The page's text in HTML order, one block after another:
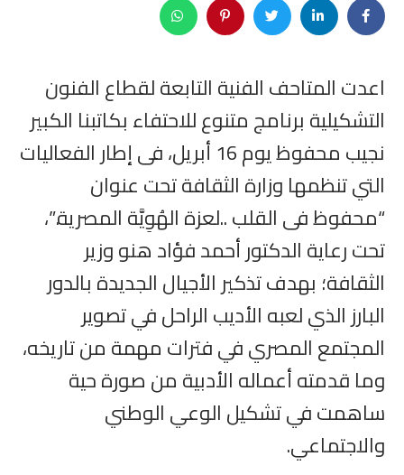
اعدت المتاحف الفنية التابعة لقطاع الفنون
التشكيلية برنامج متنوع للاحتفاء بكاتبنا الكبير
نجيب محفوظ يوم 16 أبريل، فى إطار الفعاليات
التي تنظمها وزارة الثقافة تحت عنوان
“محفوظ فى القلب ..لعزة الهُوِيَّة المصرية.”،
تحت رعاية الدكتور أحمد فؤاد هنو وزير
الثقافة؛ بهدف تذكير الأجيال الجديدة بالدور
البارز الذي لعبه الأديب الراحل في تصوير
المجتمع المصري في فترات مهمة من تاريخه،
وما قدمته أعماله الأدبية من صورة حية
ساهمت في تشكيل الوعي الوطني
والاجتماعي.